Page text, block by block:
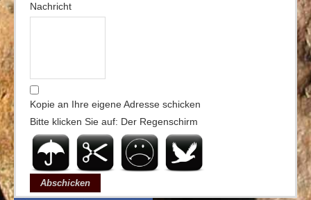
Nachricht
Kopie an Ihre eigene Adresse schicken
Bitte klicken Sie auf: Der Regenschirm